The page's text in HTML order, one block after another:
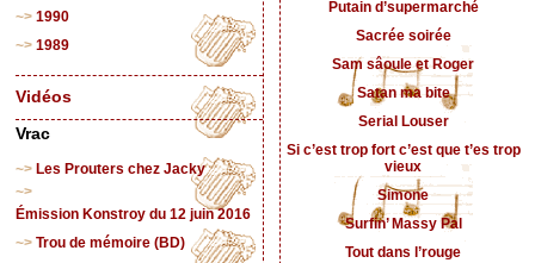
1990
1989
Vidéos
Vrac
Les Prouters chez Jacky
Émission Konstroy du 12 juin 2016
Trou de mémoire (BD)
Putain d’supermarché
Sacrée soirée
Sam sâoule et Roger
Satan ma bite
Serial Louser
Si c’est trop fort c’est que t’es trop
vieux
Simone
Surfin’ Massy Pal
Tout dans l’rouge